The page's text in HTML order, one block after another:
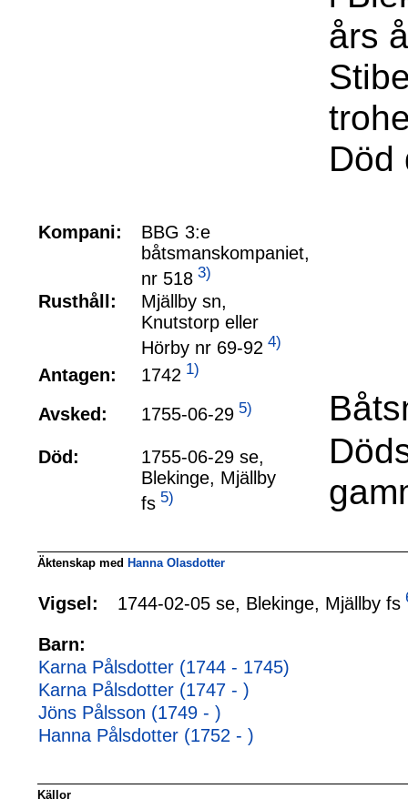
års
Död
Kompani:
BBG 3:e
båtsmanskompaniet,
nr 518 3)
Rusthåll:
Mjällby sn,
Knutstorp eller
Hörby nr 69-92 4)
Antagen: 1742 1)
Avsked: 1755-06-29 5)
Död:
1755-06-29 se,
Blekinge, Mjällby
fs 5)
Äktenskap med Hanna Olasdotter
Vigsel: 1744-02-05 se, Blekinge, Mjällby fs
Barn:
Karna Pålsdotter (1744 - 1745)
Karna Pålsdotter (1747 - )
Jöns Pålsson (1749 - )
Hanna Pålsdotter (1752 - )
Källor